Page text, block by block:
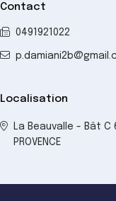
Contact
0491921022
Localisation
La Beauvalle - Bât C
PROVENCE